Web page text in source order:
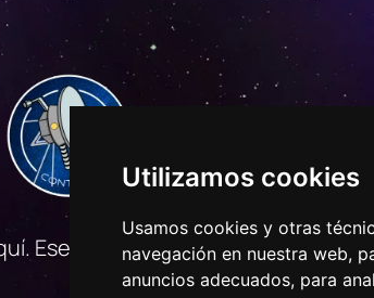
Utilizamos cookies
Usamos cookies y otras
navegación en nuestra web,
anuncios adecuados, para
Ese es nuestro hogar. Eso somos